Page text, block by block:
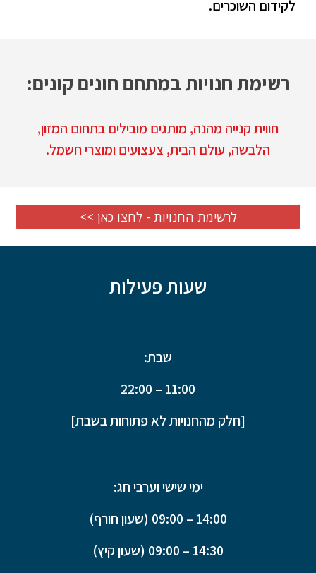
לקידום השוכרים.
רשימתחנויות במתחם חונים קונים:
חווית קנייה מהנה, מותגים מובילים בתחום המזון,
הלבשה, עולם הבית, צעצועים ומוצרי חשמל.
<< לרשימת החנויות - לחצו כאן
שעות פעילות
שבת:
11:00 – 22:00
[חלק מהחנויות לא פתוחות בשבת]
ימי שישי וערבי חג:
14:00 – 09:00 (שעון חורף)
14:30 – 09:00 (שעון קיץ)